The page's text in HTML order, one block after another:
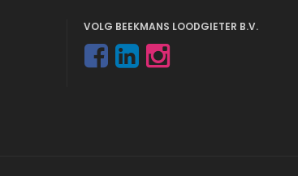
VOLG BEEKMANS LOODGIETER B.V.